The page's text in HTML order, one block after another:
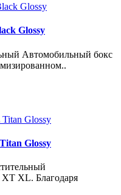
Glossy
Автомобильный бокс
Glossy
XL. Благодаря